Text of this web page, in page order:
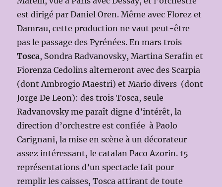
est dirigé par Daniel Oren. Même avec Florez et
Damrau, cette production ne vaut peut-être
pas le passage des Pyrénées. En mars trois
Tosca, Sondra Radvanovsky, Martina Serafin et
Fiorenza Cedolins alterneront avec des Scarpia
(dont Ambrogio Maestri) et Mario divers (dont
Jorge De Leon): des trois Tosca, seule
Radvanovsky me paraît digne d’intérêt, la
direction d’orchestre est confiée à Paolo
Carignani, la mise en scène à un décorateur
assez intéressant, le catalan Paco Azorin. 15
représentations d’un spectacle fait pour
remplir les caisses, Tosca attirant de toute